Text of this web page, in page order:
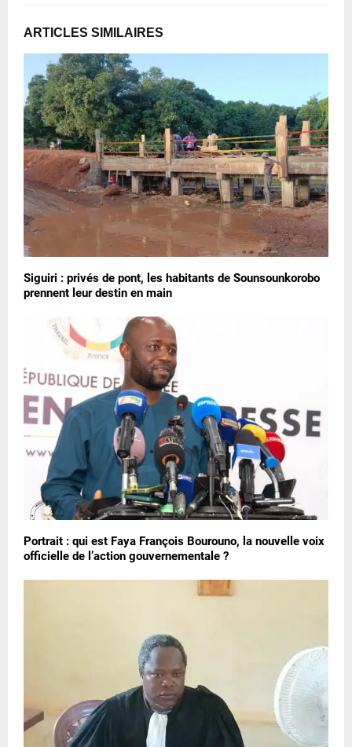
ARTICLES SIMILAIRES
Siguiri : privés de pont, les habitants de Sounsounkorobo
prennent leur destin en main
Portrait : qui est Faya François Bourouno, la nouvelle voix
officielle de l’action gouvernementale ?